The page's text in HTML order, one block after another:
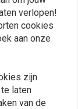
schokdemper(s)
verlopen!
cookies
aan onze
zijn
laten
van de